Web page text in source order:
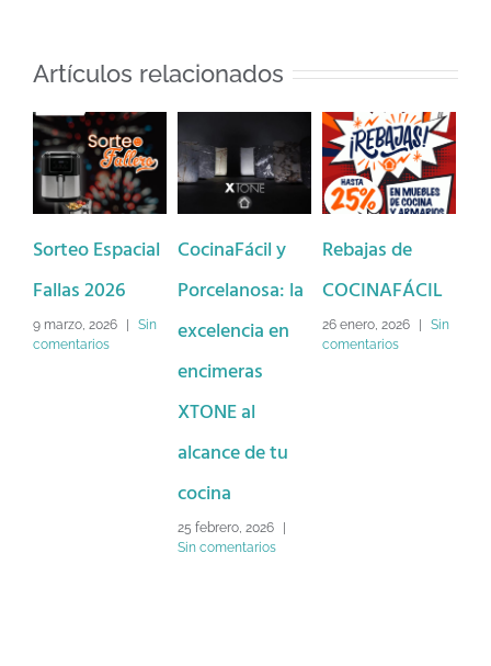
Artículos relacionados
Espacial
2026 | Sin
CocinaFácil y
Porcelanosa: la
excelencia en
encimeras
alcance de tu
25 febrero, 2026
|
Sin comentarios
Rebajas de
COCINAFÁCIL
26 enero, 2026 |
Sin
¡Celebra la
Navidad con
CocinaFácil